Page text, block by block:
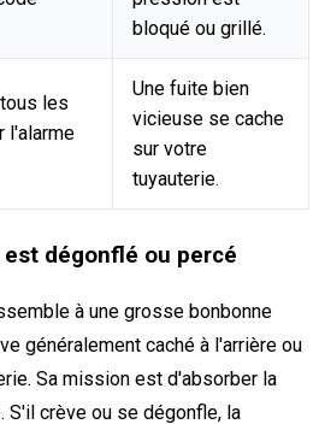
bloqué ou grillé.
les
l'alarme
Une fuite bien
vicieuse se cache
sur votre
tuyauterie.
est dégonflé ou percé
à une grosse bonbonne
généralement caché à l'arrière ou
Sa mission est d'absorber la
S'il crève ou se dégonfle, la